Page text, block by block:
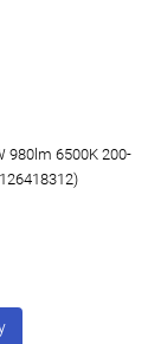
980lm 6500K 200-